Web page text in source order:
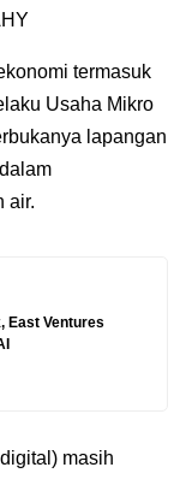
termasuk
Usaha Mikro
lapangan
air.
East Ventures
masih